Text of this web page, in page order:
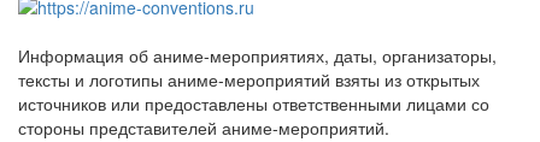
Информация об аниме-мероприятиях, даты, организаторы,
тексты и логотипы аниме-мероприятий взяты из открытых
источников или предоставлены ответственными лицами со
стороны представителей аниме-мероприятий.